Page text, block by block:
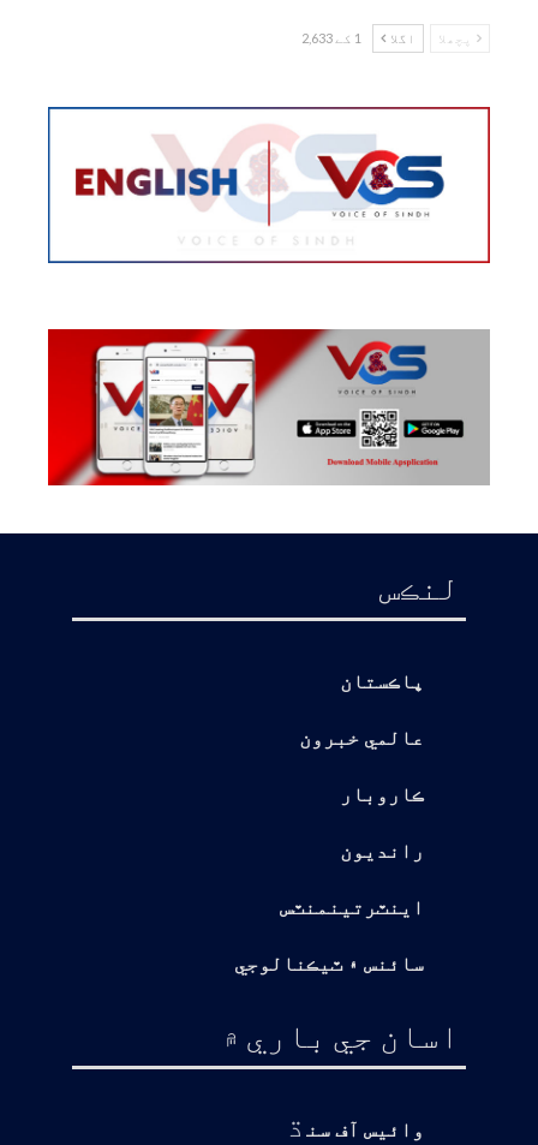
پچھلا اگلا 1 کے 2,633
لنڪس
پاڪستان
عالمي خبرون
ڪاروبار
رانديون
اينٽرتينمنٽس
سائنس ۽ ٽيڪنالوجي
اسان جي باري ۾
وائيس آف سن ڌ